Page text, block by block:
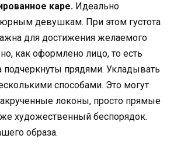
каре. Идеально
девушкам. При этом густота
для достижения желаемого
как оформлено лицо, то есть
подчеркнуты прядями. Укладывать
способами. Это могут
локоны, просто прямые
художественный беспорядок.
образа.